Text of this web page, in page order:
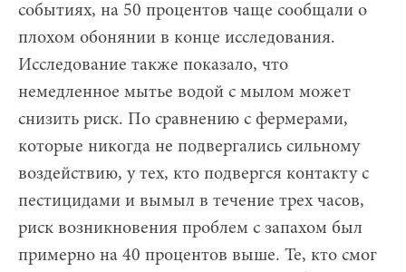
событиях, на 50 процентов чаще сообщали о
плохом обонянии в конце исследования.
Исследование также показало, что
немедленное мытье водой с мылом может
снизить риск. По сравнению с фермерами,
которые никогда не подвергались сильному
воздействию, у тех, кто подвергся контакту с
пестицидами и вымыл в течение трех часов,
риск возникновения проблем с запахом был
примерно на 40 процентов выше. Те, кто смог